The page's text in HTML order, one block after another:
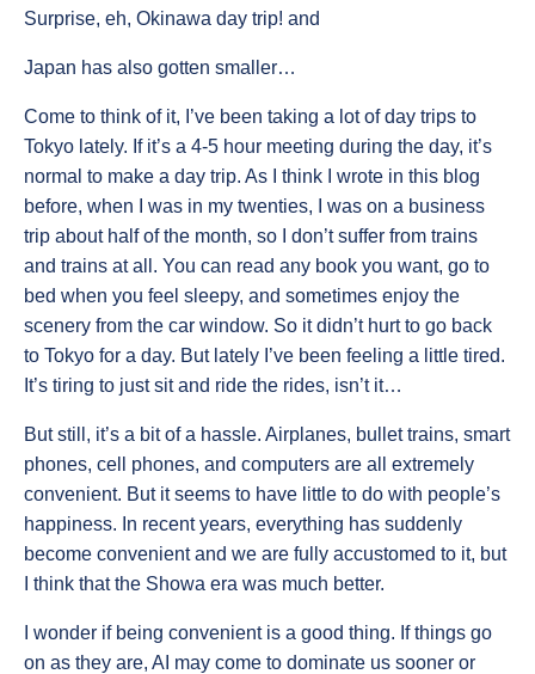
Surprise, eh, Okinawa day trip! and
Japan has also gotten smaller…
Come to think of it, I’ve been taking a lot of day trips to
Tokyo lately. If it’s a 4-5 hour meeting during the day, it’s
normal to make a day trip. As I think I wrote in this blog
before, when I was in my twenties, I was on a business
trip about half of the month, so I don’t suffer from trains
and trains at all. You can read any book you want, go to
bed when you feel sleepy, and sometimes enjoy the
scenery from the car window. So it didn’t hurt to go back
to Tokyo for a day. But lately I’ve been feeling a little tired.
It’s tiring to just sit and ride the rides, isn’t it…
But still, it’s a bit of a hassle. Airplanes, bullet trains, smart
phones, cell phones, and computers are all extremely
convenient. But it seems to have little to do with people’s
happiness. In recent years, everything has suddenly
become convenient and we are fully accustomed to it, but
I think that the Showa era was much better.
I wonder if being convenient is a good thing. If things go
on as they are, AI may come to dominate us sooner or